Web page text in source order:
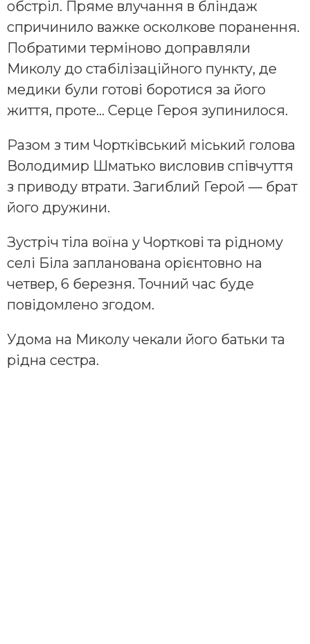
обстріл. Пряме влучання в бліндаж
спричинило важке осколкове поранення.
Побратими терміново доправляли
Миколу до стабілізаційного пункту, де
медики були готові боротися за його
життя, проте… Серце Героя зупинилося.
Разом з тим Чортківський міський голова
Володимир Шматько висловив співчуття
з приводу втрати. Загиблий Герой — брат
його дружини.
Зустріч тіла воїна у Чорткові та рідному
селі Біла запланована орієнтовно на
четвер, 6 березня. Точний час буде
повідомлено згодом.
Удома на Миколу чекали його батьки та
рідна сестра.